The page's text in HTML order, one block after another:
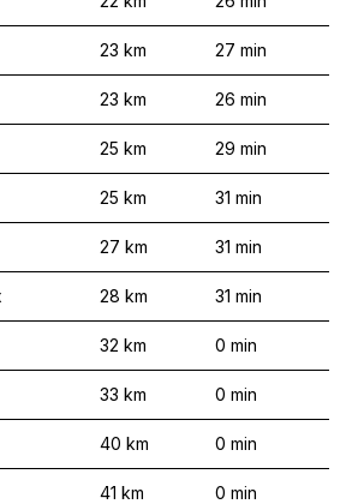
23 km 27 min
23 km 26 min
25 km 29 min
25 km 31 min
27 km 31 min
28 km 31 min
32 km 0 min
33 km 0 min
40 km 0 min
41 km 0 min